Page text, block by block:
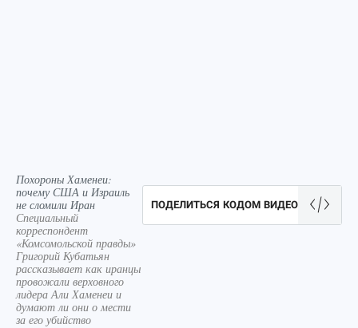
Похороны Хаменеи:
почему США и Израиль
не сломили Иран
Специальный
корреспондент
«Комсомольской правды»
Григорий Кубатьян
рассказывает как иранцы
провожали верховного
лидера Али Хаменеи и
думают ли они о мести
за его убийство
ПОДЕЛИТЬСЯ КОДОМ ВИДЕО